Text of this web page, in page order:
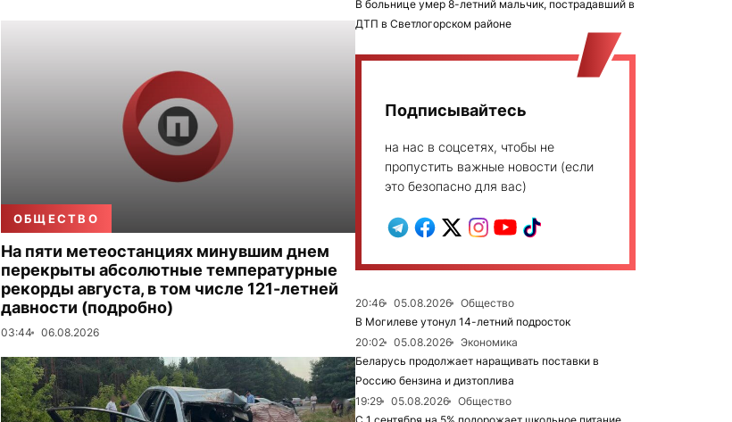
ОБЩЕСТВО
На пяти метеостанциях минувшим днем
перекрыты абсолютные температурные
рекорды августа, в том числе 121-летней
давности (подробно)
03:44 06.08.2026
В больнице умер 8-летний мальчик, пострадавший в
ДТП в Светлогорском районе
Подписывайтесь
на нас в соцсетях, чтобы не
пропустить важные новости (если
это безопасно для вас)
20:46 05.08.2026
Общество
В Могилеве утонул 14-летний подросток
20:02
05.08.2026
Экономика
Беларусь продолжает наращивать поставки в
Россию бензина и дизтоплива
19:29
05.08.2026
Общество